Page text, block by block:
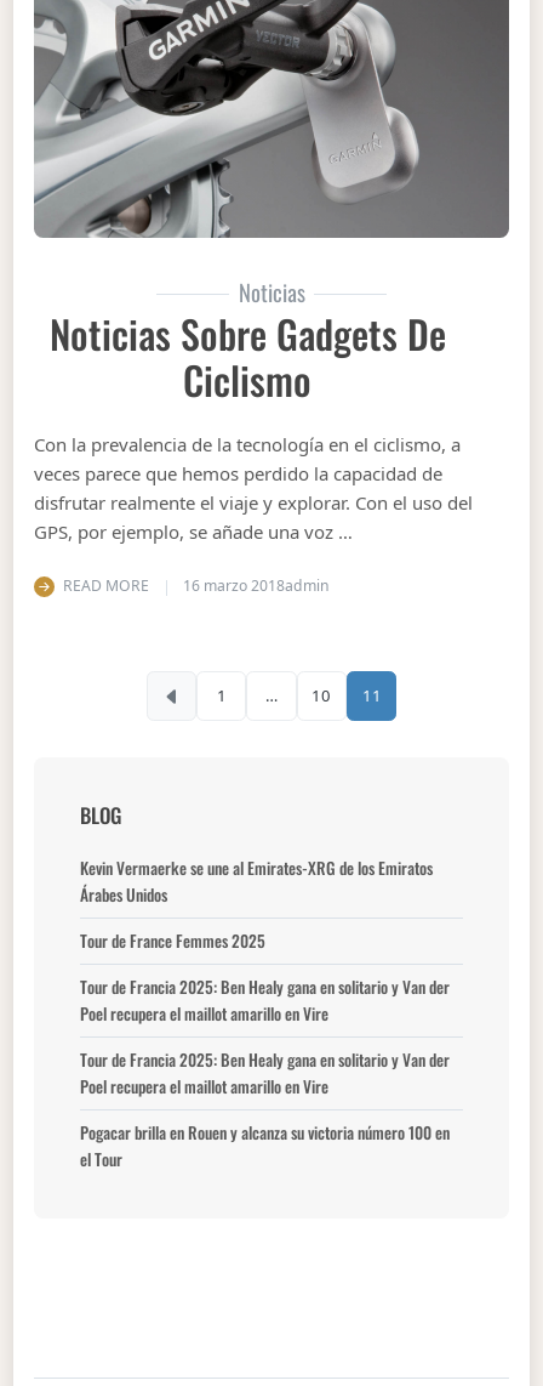
Noticias
Noticias Sobre Gadgets De
Ciclismo
Con la prevalencia de la tecnología en el ciclismo, a
veces parece que hemos perdido la capacidad de
disfrutar realmente el viaje y explorar. Con el uso del
GPS, por ejemplo, se añade una voz …
READ MORE 16 marzo 2018admin
Navegación de
1 … 10 11
BLOG
Kevin Vermaerke se une al Emirates-XRG de los Emiratos
Árabes Unidos
Tour de France Femmes 2025
Tour de Francia 2025: Ben Healy gana en solitario y Van der
Poel recupera el maillot amarillo en Vire
Tour de Francia 2025: Ben Healy gana en solitario y Van der
Poel recupera el maillot amarillo en Vire
Pogacar brilla en Rouen y alcanza su victoria número 100 en
el Tour